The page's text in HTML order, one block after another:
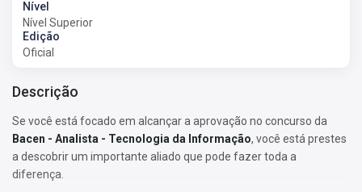
Nível
Nível Superior
Edição
Oficial
Descrição
Se você está focado em alcançar a aprovação no concurso da
Bacen - Analista - Tecnologia da Informação, você está prestes
a descobrir um importante aliado que pode fazer toda a
diferença.